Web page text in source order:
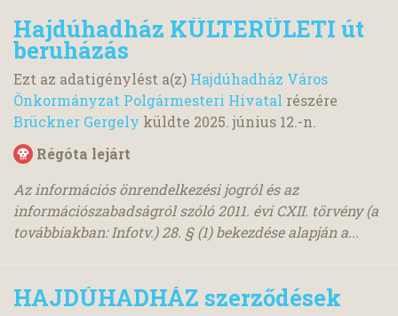
Hajdúhadház KÜLTERÜLETI út
beruházás
Ezt az adatigénylést a(z) Hajdúhadház Város
Önkormányzat Polgármesteri Hivatal részére
Brückner Gergely küldte 2025. június 12.-n.
Régóta lejárt
Az információs önrendelkezési jogról és az
információszabadságról szóló 2011. évi CXII. törvény (a
továbbiakban: Infotv.) 28. § (1) bekezdése alapján a...
HAJDÚHADHÁZ szerződések